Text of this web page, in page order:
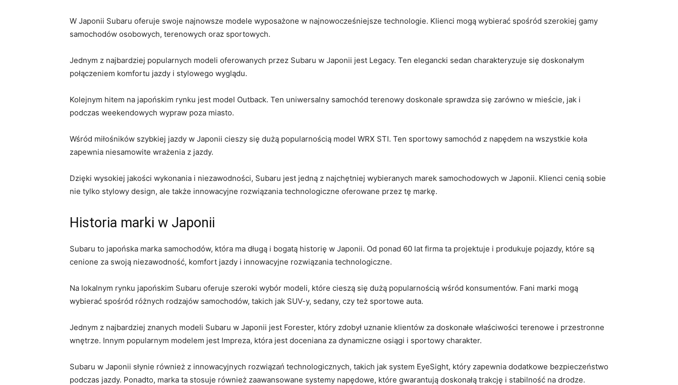
W Japonii Subaru​ oferuje ​swoje najnowsze ⁤modele wyposażone w najnowocześniejsze technologie. Klienci⁣ mogą ⁣wybierać spośród szerokiej gamy
samochodów osobowych, ‌terenowych⁤ oraz​ sportowych.
Jednym⁤ z najbardziej popularnych⁤ modeli oferowanych przez Subaru w Japonii‍ jest Legacy. Ten ⁣elegancki sedan ‍charakteryzuje‍ się ⁤doskonałym
połączeniem komfortu‌ jazdy ⁣i stylowego ​wyglądu.
Kolejnym hitem na japońskim rynku ⁤jest ​model Outback.‍ Ten uniwersalny samochód terenowy ⁤doskonale sprawdza się zarówno w⁣ mieście, ⁣jak i⁢
podczas weekendowych wypraw ⁢poza miasto.
Wśród ​miłośników szybkiej jazdy w Japonii cieszy się dużą popularnością model WRX ​STI. ⁢Ten⁣ sportowy⁢ samochód ⁤z napędem na‍ wszystkie⁢ koła
zapewnia⁣ niesamowite wrażenia⁢ z jazdy.
Dzięki⁤ wysokiej ​jakości wykonania i niezawodności, ‌Subaru jest jedną z⁢ najchętniej wybieranych⁢ marek samochodowych w ⁢Japonii. Klienci cenią sobie
nie‍ tylko stylowy design, ale także‌ innowacyjne rozwiązania technologiczne oferowane przez ⁢tę markę.
Historia⁤ marki w Japonii
Subaru to japońska ⁣marka samochodów,⁢ która ma⁢ długą i bogatą⁢ historię ⁣w Japonii. Od ponad 60 lat firma ta projektuje i produkuje pojazdy, ⁢które są
⁣cenione za ⁤swoją niezawodność, ‌komfort⁣ jazdy i ⁣innowacyjne rozwiązania technologiczne.
Na⁤ lokalnym rynku japońskim ⁣Subaru oferuje szeroki wybór modeli,​ które cieszą się dużą popularnością wśród konsumentów. Fani marki​ mogą
wybierać spośród różnych rodzajów‌ samochodów, takich jak ‍SUV-y, sedany,​ czy też⁢ sportowe auta.
Jednym z ‍najbardziej znanych modeli Subaru w Japonii jest Forester, ⁤który⁢ zdobył uznanie​ klientów za⁣ doskonałe właściwości terenowe i ‌przestronne
wnętrze.‍ Innym popularnym modelem jest ‌Impreza, która jest doceniana za dynamiczne osiągi‌ i ⁤sportowy⁢ charakter.
Subaru w Japonii⁤ słynie również ​z⁢ innowacyjnych rozwiązań ⁢technologicznych, takich jak system EyeSight, ⁢który‌ zapewnia dodatkowe bezpieczeństwo‌
podczas jazdy. Ponadto, marka ta stosuje również zaawansowane systemy napędowe, które⁢ gwarantują doskonałą trakcję i stabilność ‍na drodze.